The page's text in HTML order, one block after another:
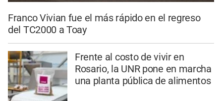
Franco Vivian fue el más rápido en el regreso
del TC2000 a Toay
Frente al costo de vivir en
Rosario, la UNR pone en marcha
una planta pública de alimentos